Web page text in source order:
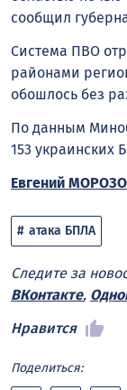
сообщил
Система ПВО
районами
обошлось без
По данным
153 украинских
Евгений
атака БПЛА
Следите за
ВКонтакте,
Нравится
Поделиться: